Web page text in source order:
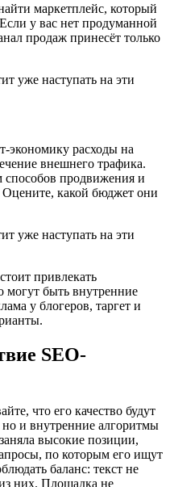
маркетплейс, который
у вас нет продуманной
продаж принесёт только
экономику расходы на
внешнего трафика.
способов продвижения и
Оцените, какой бюджет они
привлекать
могут быть внутренние
у блогеров, таргет и
SEO-
что его качество будут
но и внутренние алгоритмы
высокие позиции,
по которым его ищут
баланс: текст не
них. Площадка не